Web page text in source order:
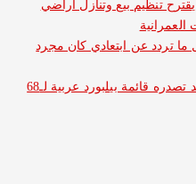
وتنازل أراضي
كان مجرد
عمرو دياب يدخل موسوعة جينيس بعد تصدره قائمة بيلبورد عربية لـ68